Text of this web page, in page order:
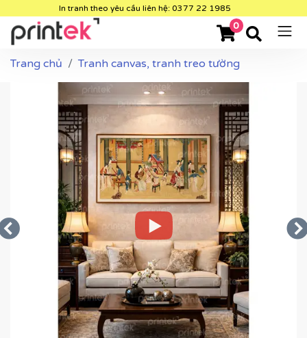
In tranh theo yêu cầu liên hệ: 0377 22 1985
0
Trang chủ Tranh canvas, tranh treo tường